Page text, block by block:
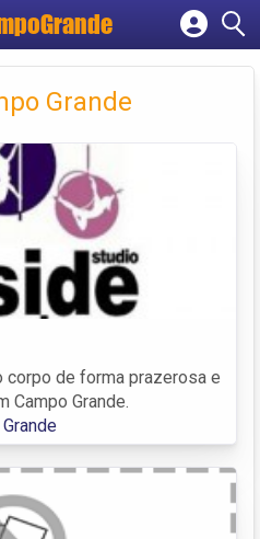
empresa
conta
Grande
corpo de forma prazerosa e
Campo Grande.